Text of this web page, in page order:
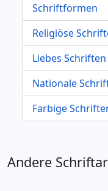
Schriftformen
Religiöse
Liebes Schriften
Nationale
Farbige
Andere